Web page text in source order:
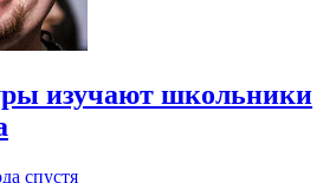
изучают школьники
спустя